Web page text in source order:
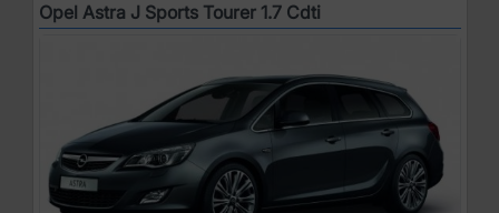
Opel Astra J Sports Tourer 1.7 Cdti